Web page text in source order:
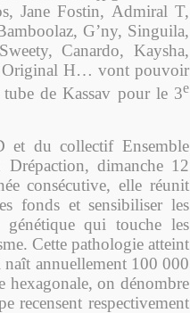
Jane Fostin, Admiral T,
G’ny, Singuila,
Canardo, Kaysha,
Original H… vont pouvoir
de Kassav pour le 3e
et du collectif Ensemble
Drépaction, dimanche 12
consécutive, elle réunit
fonds et sensibiliser les
génétique qui touche les
Cette pathologie atteint
annuellement 100 000
hexagonale, on dénombre
recensent respectivement